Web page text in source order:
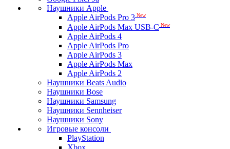
Наушники Apple
Apple AirPods Pro 3 New
Apple AirPods Max USB-C New
Apple AirPods 4
Apple AirPods Pro
Apple AirPods 3
Apple AirPods Max
Apple AirPods 2
Наушники Beats Audio
Наушники Bose
Наушники Samsung
Наушники Sennheiser
Наушники Sony
Игровые консоли
PlayStation
Xbox